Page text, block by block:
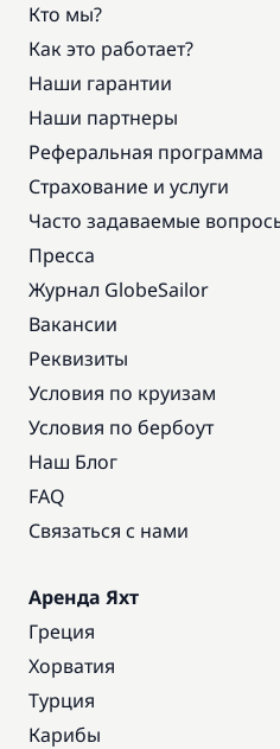
Кто мы?
Как это работает?
Наши гарантии
Наши партнеры
Реферальная программа
Страхование и услуги
Часто задаваемые
Пресса
Журнал GlobeSailor
Вакансии
Реквизиты
Условия по круизам
Условия по бербоут
Наш Блог
FAQ
Связаться с нами
Аренда Яхт
Греция
Хорватия
Турция
Карибы